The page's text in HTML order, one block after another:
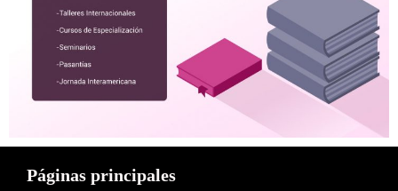
Páginas principales